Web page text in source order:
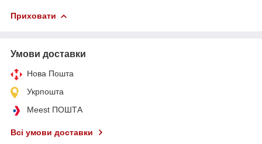
Приховати
Умови доставки
Нова Пошта
Укрпошта
Meest ПОШТА
Всі умови доставки